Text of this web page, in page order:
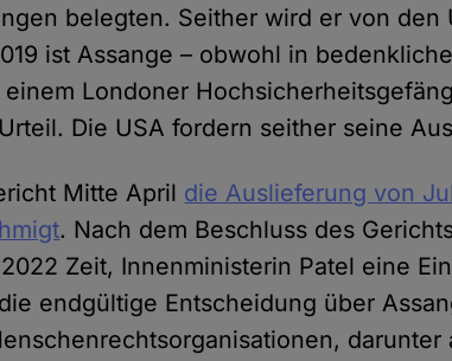
belegten. Seither wird er von den
ist Assange – obwohl in
Londoner
Die USA fordern seither seine
Mitte April die Auslieferung von
. Nach dem Beschluss des
Zeit, Innenministerin Patel eine
endgültige Entscheidung über
darunter